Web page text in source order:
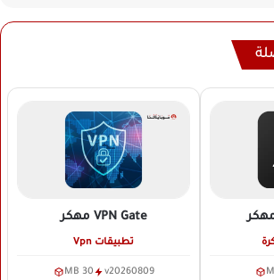
VPN Gate مهكر
تطبيقات Vpn
v20260809
30 MB